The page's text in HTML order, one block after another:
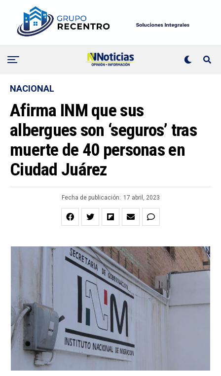
NACIONAL
Afirma INM que sus
albergues son ‘seguros’ tras
muerte de 40 personas en
Ciudad Juárez
Fecha de publicación: 17 abril, 2023